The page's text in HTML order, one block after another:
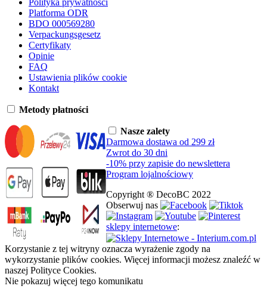
Polityka prywatności
Platforma ODR
BDO 000569280
Verpackungsgesetz
Certyfikaty
Opinie
FAQ
Ustawienia plików cookie
Kontakt
Metody płatności
Nasze zalety
Darmowa dostawa od 299 zł
Zwrot do 30 dni
-10% przy zapisie do newslettera
Program lojalnościowy
Copyright ® DecoBC 2022
Obserwuj nas
sklepy internetowe:
Korzystanie z tej witryny oznacza wyrażenie zgody na
wykorzystanie plików cookies. Więcej informacji możesz znaleźć w
naszej Polityce Cookies.
Nie pokazuj więcej tego komunikatu